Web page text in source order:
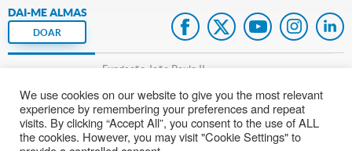
DAI-ME ALMAS
DOAR
Fundação João Paulo II
Pedido de Oração
Mapa do site
We use cookies on our website to give you the most relevant
experience by remembering your preferences and repeat
visits. By clicking “Accept All”, you consent to the use of ALL
the cookies. However, you may visit "Cookie Settings" to